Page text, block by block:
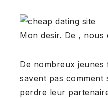
Mon desir. De , nous
De nombreux jeunes
savent pas comment
perdre leur